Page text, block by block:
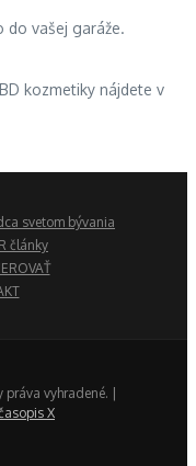
do vašej garáže.
kozmetiky nájdete v
svetom bývania
články
vyhradené. |
X